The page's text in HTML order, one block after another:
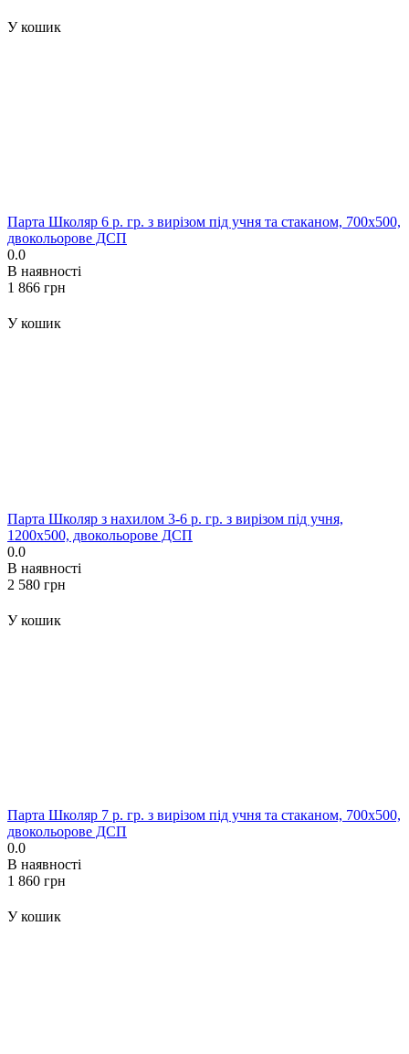
У кошик
Парта Школяр 6 р. гр. з вирізом під учня та стаканом, 700x500,
двокольорове ДСП
0.0
В наявності
‍1 866‍ грн
У кошик
Парта Школяр з нахилом 3-6 р. гр. з вирізом під учня,
1200x500, двокольорове ДСП
0.0
В наявності
‍2 580‍ грн
У кошик
Парта Школяр 7 р. гр. з вирізом під учня та стаканом, 700x500,
двокольорове ДСП
0.0
В наявності
‍1 860‍ грн
У кошик